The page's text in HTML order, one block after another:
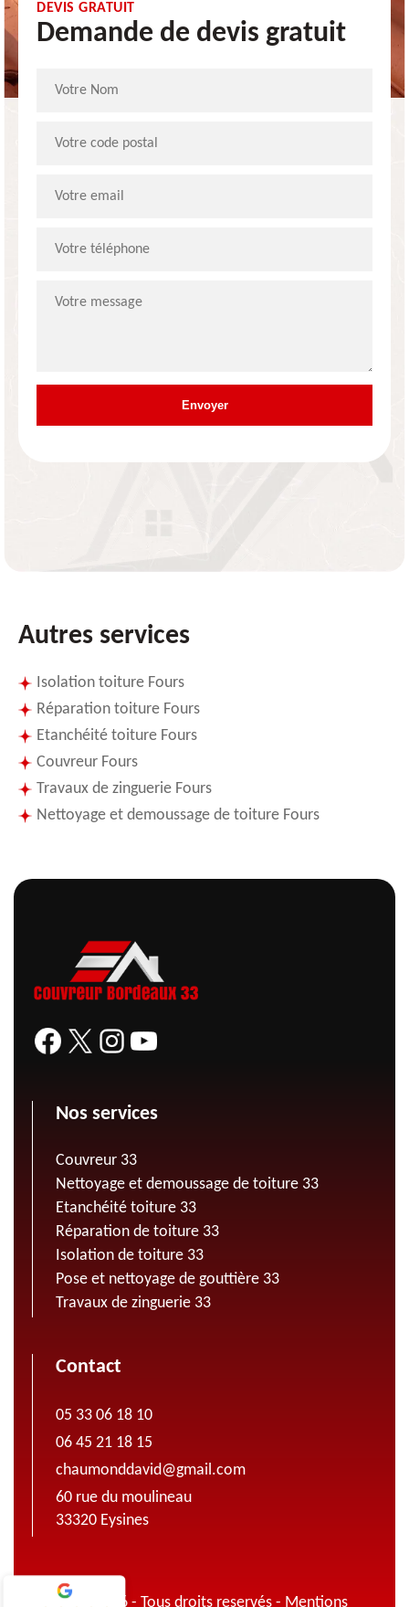
DEVIS GRATUIT
Demande de devis gratuit
Autres services
Isolation toiture Fours
Réparation toiture Fours
Etanchéité toiture Fours
Couvreur Fours
Travaux de zinguerie Fours
Nettoyage et demoussage de toiture Fours
Nos services
Couvreur 33
Nettoyage et demoussage de toiture 33
Etanchéité toiture 33
Réparation de toiture 33
Isolation de toiture 33
Pose et nettoyage de gouttière 33
Travaux de zinguerie 33
Contact
05 33 06 18 10
06 45 21 18 15
chaumonddavid@gmail.com
60 rue du moulineau
33320 Eysines
© 2022 - 2026 - Tous droits reservés - Mentions